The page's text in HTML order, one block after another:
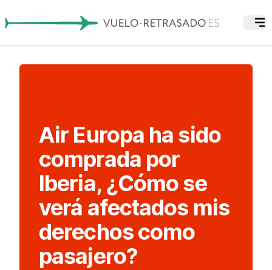
Air Europa ha sido
comprada por
Iberia, ¿Cómo se
verá afectados mis
derechos como
pasajero?